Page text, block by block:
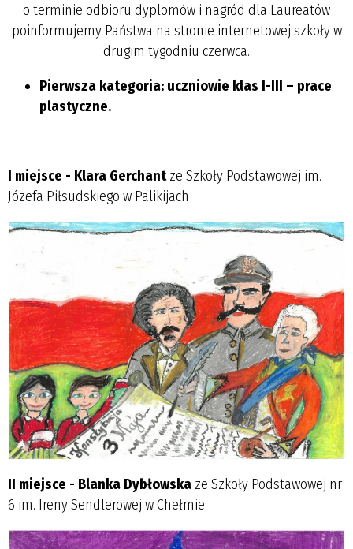
o terminie odbioru dyplomów i nagród dla Laureatów
poinformujemy Państwa na stronie internetowej szkoły w
drugim tygodniu czerwca.
Pierwsza kategoria: uczniowie klas I-III – prace
plastyczne.
I miejsce - Klara Gerchantze Szkoły Podstawowej im.
Józefa Piłsudskiego w Palikijach
II miejsce - Blanka Dybłowska ze Szkoły Podstawowej nr
6 im. Ireny Sendlerowej w Chełmie